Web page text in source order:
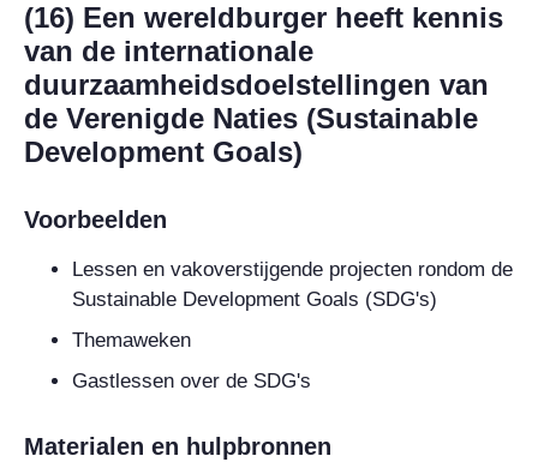
(16) Een wereldburger heeft kennis
van de internationale
duurzaamheidsdoelstellingen van
de Verenigde Naties (Sustainable
Development Goals)
Voorbeelden
Lessen en vakoverstijgende projecten rondom de
Sustainable Development Goals (SDG's)
Themaweken
Gastlessen over de SDG's
Materialen en hulpbronnen